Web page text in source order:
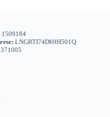
LNGRTI74D69H501Q